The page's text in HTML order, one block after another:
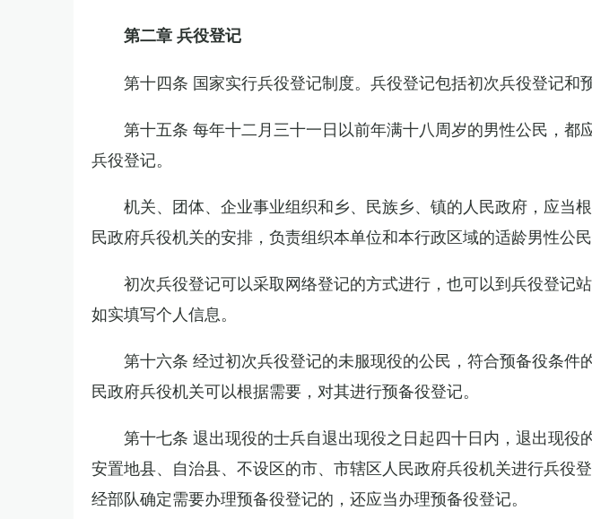
第二章 兵役登记
第十四条 国家实行兵役登记制度。兵役登记包括初次兵役登记和
第十五条 每年十二月三十一日以前年满十八周岁的男性公民，都
兵役登记。
机关、团体、企业事业组织和乡、民族乡、镇的人民政府，应当
民政府兵役机关的安排，负责组织本单位和本行政区域的适龄男性公民
初次兵役登记可以采取网络登记的方式进行，也可以到兵役登记
如实填写个人信息。
第十六条 经过初次兵役登记的未服现役的公民，符合预备役条件
民政府兵役机关可以根据需要，对其进行预备役登记。
第十七条 退出现役的士兵自退出现役之日起四十日内，退出现役
安置地县、自治县、不设区的市、市辖区人民政府兵役机关进行兵役
经部队确定需要办理预备役登记的，还应当办理预备役登记。